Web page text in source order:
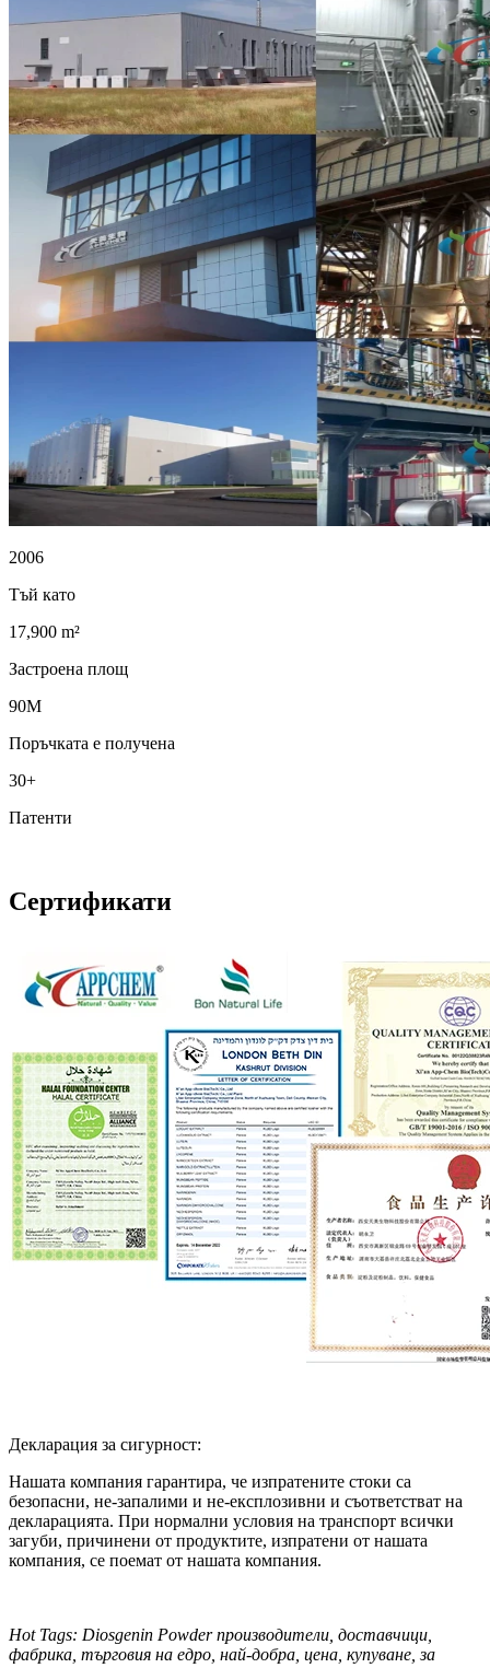
2006
Тъй като
17,900 m²
Застроена площ
90M
Поръчката е получена
30+
Патенти
Сертификати
Декларация за сигурност:
Нашата компания гарантира, че изпратените стоки са
безопасни, не-запалими и не-експлозивни и съответстват на
декларацията. При нормални условия на транспорт всички
загуби, причинени от продуктите, изпратени от нашата
компания, се поемат от нашата компания.
Hot Tags: Diosgenin Powder производители, доставчици,
фабрика, търговия на едро, най-добра, цена, купуване, за